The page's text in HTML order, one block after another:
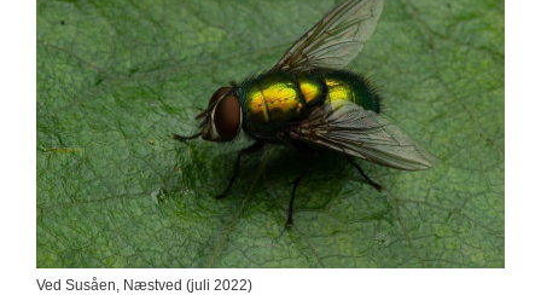
Ved Susåen, Næstved (juli 2022)